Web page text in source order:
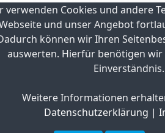
verwenden Cookies und andere
und unser Angebot
können wir Ihren
auswerten. Hierfür benötigen
Einverständnis.
Weitere Informationen
Datenschutzerklärung |